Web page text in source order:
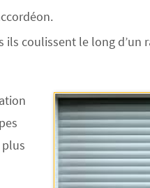
ils coulissent le long d’un